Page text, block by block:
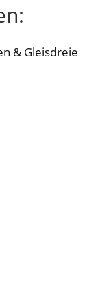
& Gleisdreie